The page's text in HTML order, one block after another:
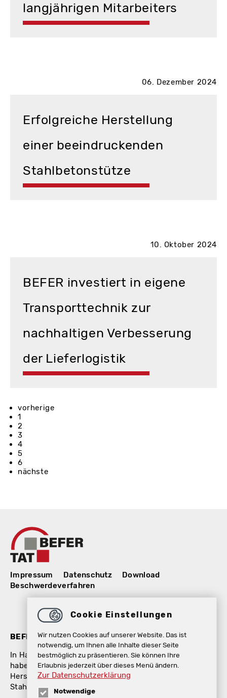
langjährigen Mitarbeiters
06. Dezember 2024
Erfolgreiche Herstellung
einer beeindruckenden
Stahlbetonstütze
10. Oktober 2024
BEFER investiert in eigene
Transporttechnik zur
nachhaltigen Verbesserung
der Lieferlogistik
vorherige
1
2
3
4
5
6
nächste
Impressum Datenschutz
Download
Beschwerdeverfahren
BEFER GmbH / TAT GmbH
In Halberstadt – der Mitte Deutschlands – gelegen,
haben sich die Befer GmbH und die TAT GmbH als
Hersteller für Betonfertigteile, Stützsysteme und
Stahlbetonkonstruktionen einen Namen gemacht.
Cookie Einstellungen
Wir nutzen Cookies auf unserer Website. Das ist
notwendig, um Ihnen alle Inhalte dieser Seite
bestmöglich zu präsentieren. Sie können Ihre
Erlaubnis jederzeit über dieses Menü ändern.
Zur Datenschutzerklärung
Notwendige